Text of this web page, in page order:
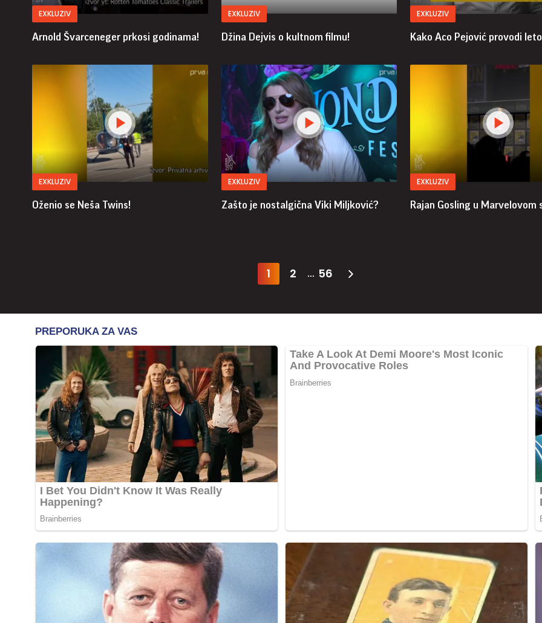
EXKLUZIV
Arnold Švarceneger prkosi godinama!
EXKLUZIV
Džina Dejvis o kultnom filmu!
EXKLUZIV
Kako Aco Pejović provodi
EXKLUZIV
Oženio se Neša Twins!
EXKLUZIV
Zašto je nostalgična Viki Miljković?
EXKLUZIV
Rajan Gosling u Marvelovom
1 2 ... 56